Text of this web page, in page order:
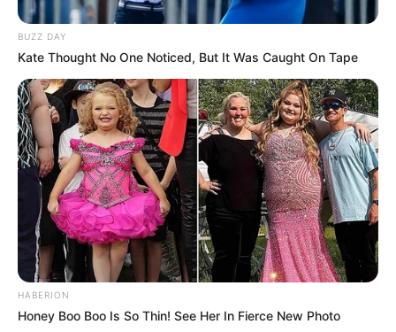
BUZZ DAY
Kate Thought No One Noticed, But It Was Caught On Tape
HABERION
Honey Boo Boo Is So Thin! See Her In Fierce New Photo